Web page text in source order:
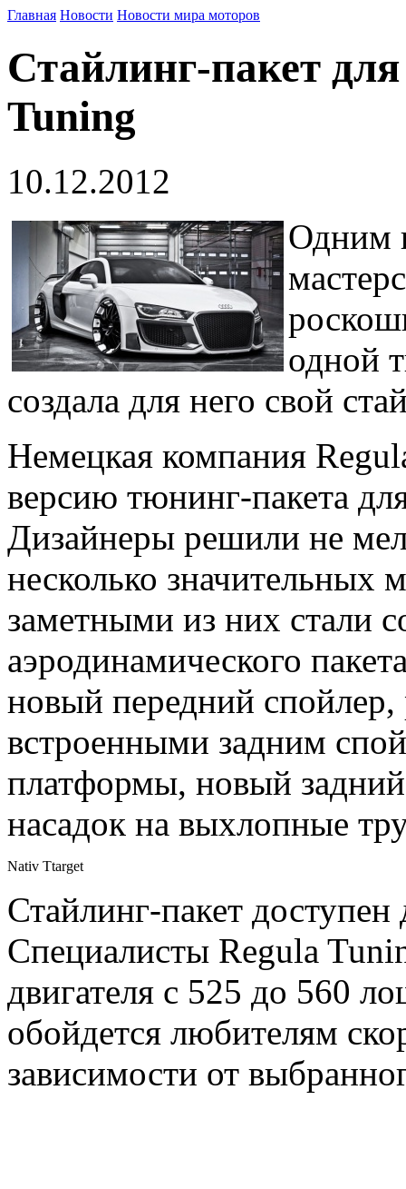
Главная Новости Новости мира моторов
Стайлинг-пакет
Tuning
10.12.2012
Одним
одной
создала для него свой
Немецкая компания
версию тюнинг-пакета
Дизайнеры решили не
несколько
заметными из них стали
аэродинамического
новый передний спойлер,
встроенными задним
платформы, новый
насадок на выхлопные
Nativ Ttarget
Стайлинг-пакет
Специалисты Regula
двигателя с 525 до 560
обойдется любителям
зависимости от